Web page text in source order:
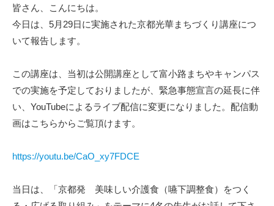
皆さん、こんにちは。
今日は、 5月 29日に実施された京都光華まちづくり講座につ
いて報告します。
この講座は、当初は公開講座として富小路まちやキャンパス
での実施を予定しておりましたが、緊急事態宣言の延長に伴
い、 YouTubeによるライブ配信に変更になりました。配信動
画はこちらからご覧頂けます。
https://youtu.be/CaO_xy7FDCE
当日は、「京都発 美味しい介護食（嚥下調整食）をつく